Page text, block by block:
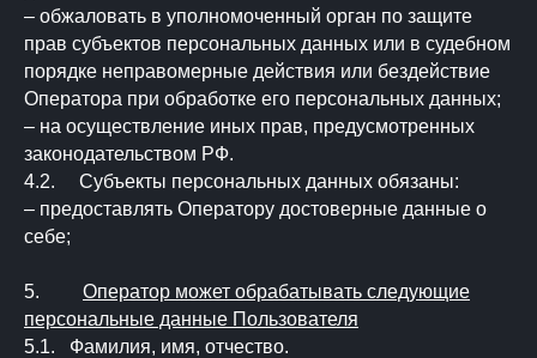
– обжаловать в уполномоченный орган по защите
прав субъектов персональных данных или в судебном
порядке неправомерные действия или бездействие
Оператора при обработке его персональных данных;
– на осуществление иных прав, предусмотренных
законодательством РФ.
4.2. Субъекты персональных данных обязаны:
– предоставлять Оператору достоверные данные о
себе;
5. Оператор может обрабатывать следующие
персональные данные Пользователя
5.1. Фамилия, имя, отчество.